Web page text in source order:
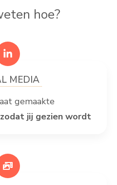
hoe?
MEDIA
gemaakte
zodat jij gezien wordt